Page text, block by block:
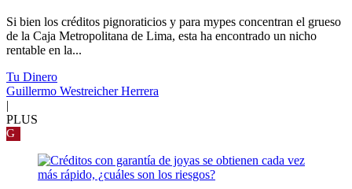
Si bien los créditos pignoraticios y para mypes concentran el grueso
de la Caja Metropolitana de Lima, esta ha encontrado un nicho
rentable en la...
Tu Dinero
Guillermo Westreicher Herrera
|
PLUS
G